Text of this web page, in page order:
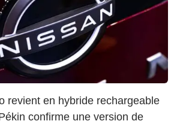
revient en hybride rechargeable
confirme une version de